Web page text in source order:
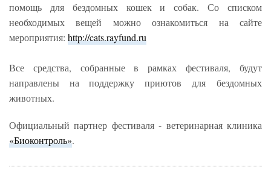
помощь для бездомных кошек и собак. Со списком
необходимых вещей можно ознакомиться на сайте
мероприятия: http://cats.rayfund.ru
Все средства, собранные в рамках фестиваля, будут
направлены на поддержку приютов для бездомных
животных.
Официальный партнер фестиваля - ветеринарная клиника
«Биоконтроль».